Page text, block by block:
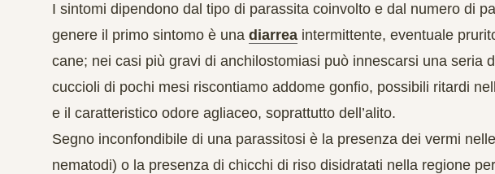
I sintomi dipendono dal tipo di parassita coinvolto e dal numero di
genere il primo sintomo è una diarrea intermittente, eventuale
cane; nei casi più gravi di anchilostomiasi può innescarsi una seria
cuccioli di pochi mesi riscontiamo addome gonfio, possibili ritardi
e il caratteristico odore agliaceo, soprattutto dell’alito.
Segno inconfondibile di una parassitosi è la presenza dei vermi
nematodi) o la presenza di chicchi di riso disidratati nella regione